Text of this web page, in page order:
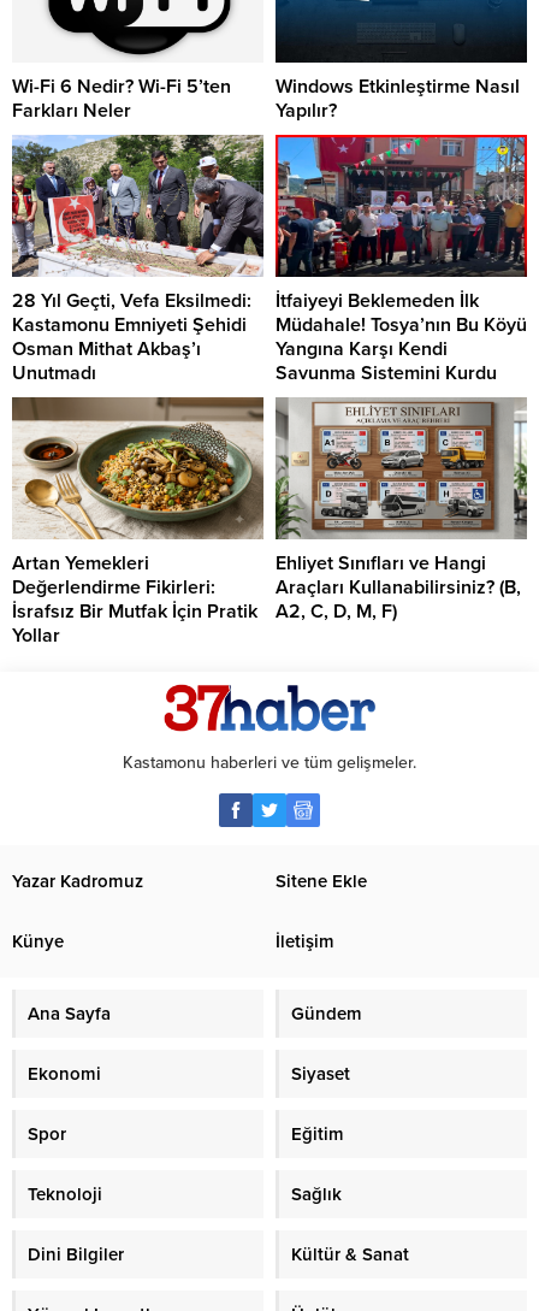
Wi-Fi 6 Nedir? Wi-Fi 5’ten
Farkları Neler
Windows Etkinleştirme Nasıl
Yapılır?
28 Yıl Geçti, Vefa Eksilmedi:
Kastamonu Emniyeti Şehidi
Osman Mithat Akbaş’ı
Unutmadı
İtfaiyeyi Beklemeden İlk
Müdahale! Tosya’nın Bu Köyü
Yangına Karşı Kendi
Savunma Sistemini Kurdu
Artan Yemekleri
Değerlendirme Fikirleri:
İsrafsız Bir Mutfak İçin Pratik
Yollar
Ehliyet Sınıfları ve Hangi
Araçları Kullanabilirsiniz? (B,
A2, C, D, M, F)
Kastamonu haberleri ve tüm gelişmeler.
Yazar Kadromuz Sitene Ekle
Künye İletişim
Ana Sayfa Gündem
Ekonomi Siyaset
Spor Eğitim
Teknoloji Sağlık
Dini Bilgiler Kültür & Sanat